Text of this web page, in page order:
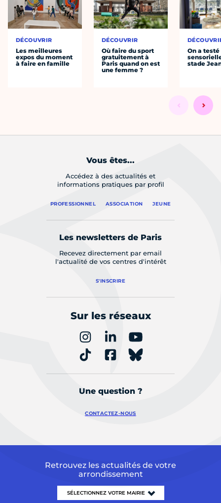
DÉCOUVRIR
Les meilleures
expos du moment
à faire en famille
DÉCOUVRIR
Où faire du sport
gratuitement à
Paris quand on est
une femme ?
On a
stade
Vous êtes...
Accédez à des actualités et
informations pratiques par profil
PROFESSIONNEL ASSOCIATION JEUNE
Les newsletters de Paris
Recevez directement par email
l'actualité de vos centres d'intérêt
S'INSCRIRE
Sur les réseaux
Une question ?
CONTACTEZ-NOUS
Retrouvez les actualités de votre
arrondissement